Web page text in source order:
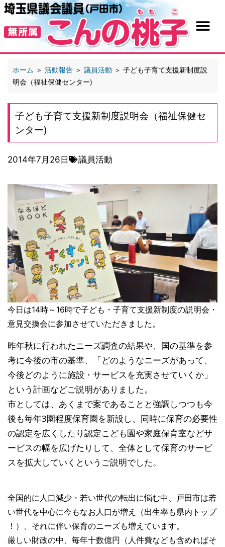
ホーム ＞ 活動報告 ＞ 議員活動 ＞ 子ども子育て支援新制度説
明会（福祉保健センター)
子ども子育て支援新制度説明会（福祉保健セ
ンター)
2014年7月26日 議員活動
今日は14時～16時で子ども・子育て支援新制度の説明会・
意見交換会に参加させていただきました。
昨年秋に行われたニーズ調査の結果や、国の基準を参
考に今後の市の基準、「どのようなニーズがあって、
今後どのように施設・サービスを充実させていくか」
という計画などご説明がありました。
市としては、あくまで案であることと強調しつつも今
後も毎年3園程度保育園を新設し、同時に保育の必要性
の認定を広くしたり認定こども園や家庭保育室などサ
ービスの幅を広げたりして、全体として保育のサービ
スを拡大してい くというご説明でした。
全国的に人口減少・若い世代の転出に悩む中、戸田市は若
い世代を中心に今もなお人口が増え（出生率も県内トップ
！）、それに伴い保育のニーズも増えています。
厳しい財政の中、毎年十数億円（人件費なども含めればそ